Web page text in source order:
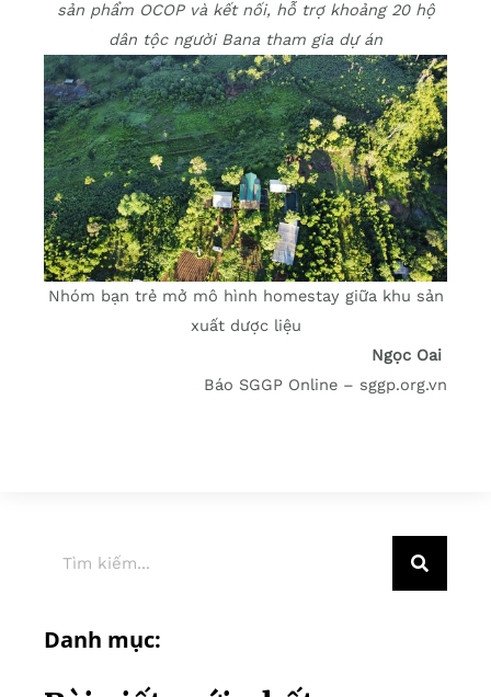
sản phẩm OCOP và kết nối, hỗ trợ khoảng 20 hộ
dân tộc người Bana tham gia dự án
Nhóm bạn trẻ mở mô hình homestay giữa khu sản
xuất dược liệu
Ngọc Oai
Báo SGGP Online – sggp.org.vn
Danh mục: